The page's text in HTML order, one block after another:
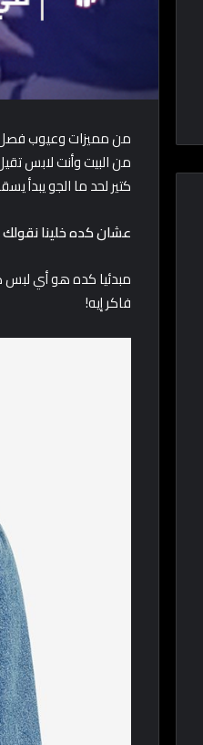
من مميزات وعيوب فصل
من البيت وأنت لابس
كتير لحد ما الجو يبدأ
عشان كده خلينا
مبدئيا كده هو أي لبس
فاكر إيه!